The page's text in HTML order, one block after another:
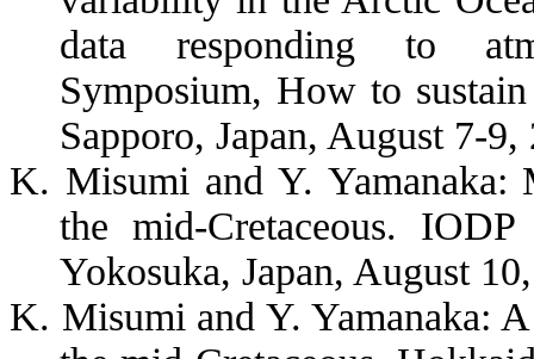
data responding to
Symposium, How to
Sapporo, Japan, August 7-9,
K. Misumi and Y. Yamanaka:
the mid-Cretaceous.
Yokosuka, Japan, August
K. Misumi and Y. Yamanaka: